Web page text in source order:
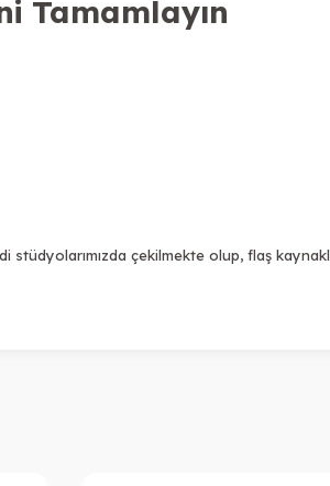
Tamamlayın
çekilmekte olup, flaş